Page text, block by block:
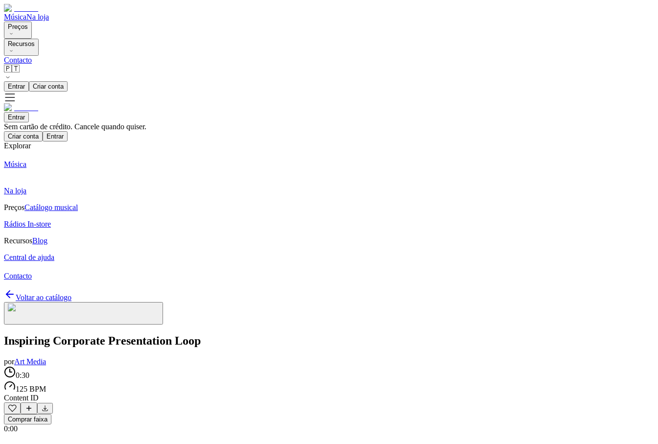
MúsicaNa loja
Preços
Recursos
Contacto
🇵🇹
Entrar Criar conta
Entrar
Sem cartão de crédito. Cancele quando quiser.
Criar conta Entrar
Explorar
Música
Na loja
PreçosCatálogo musical
Rádios In-store
RecursosBlog
Central de ajuda
Contacto
Voltar ao catálogo
Inspiring Corporate Presentation Loop
porArt Media
0:30
125 BPM
Content ID
Comprar faixa
0:00